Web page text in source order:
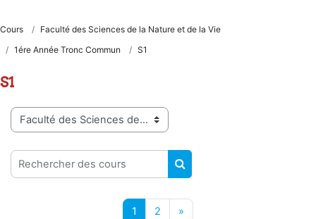
Cours
Faculté des Sciences de la Nature et de la Vie
1ére Année Tronc Commun
S1
S1
Catégories de cours
Rechercher des cours
RECHERCHER DES
1 Page 1
2 Page 2
»